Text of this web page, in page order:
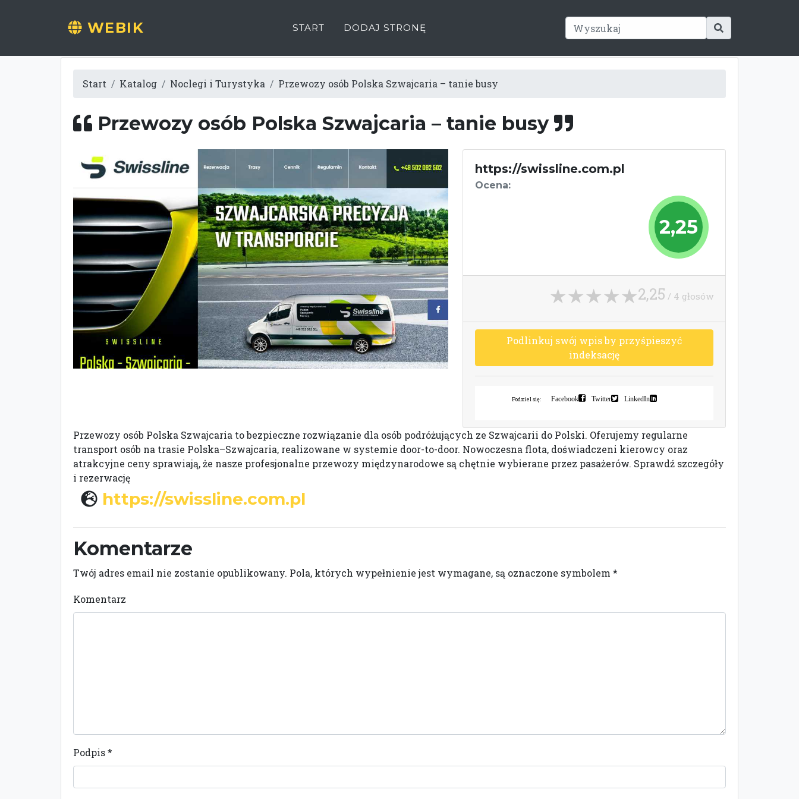
WEBIK START DODAJ STRONĘ
Start Katalog Noclegi i Turystyka Przewozy osób Polska Szwajcaria – tanie busy
Przewozy osób Polska Szwajcaria – tanie busy
https://swissline.com.pl
Ocena:
2,25
2,25 / 4 głosów
Podlinkuj swój wpisby przyśpieszyć
indeksację
Podziel się: Facebook Twitter LinkedIn
Przewozy osób Polska Szwajcaria to bezpieczne rozwiązanie dla osób podróżujących ze Szwajcarii do Polski. Oferujemy regularne
transport osób na trasie Polska–Szwajcaria, realizowane w systemie door-to-door. Nowoczesna flota, doświadczeni kierowcy oraz
atrakcyjne ceny sprawiają, że nasze profesjonalne przewozy międzynarodowe są chętnie wybierane przez pasażerów. Sprawdź szczegóły
i rezerwację
https://swissline.com.pl
Komentarze
Twój adres email nie zostanie opublikowany. Pola, których wypełnienie jest wymagane, są oznaczone symbolem *
Komentarz
Podpis*